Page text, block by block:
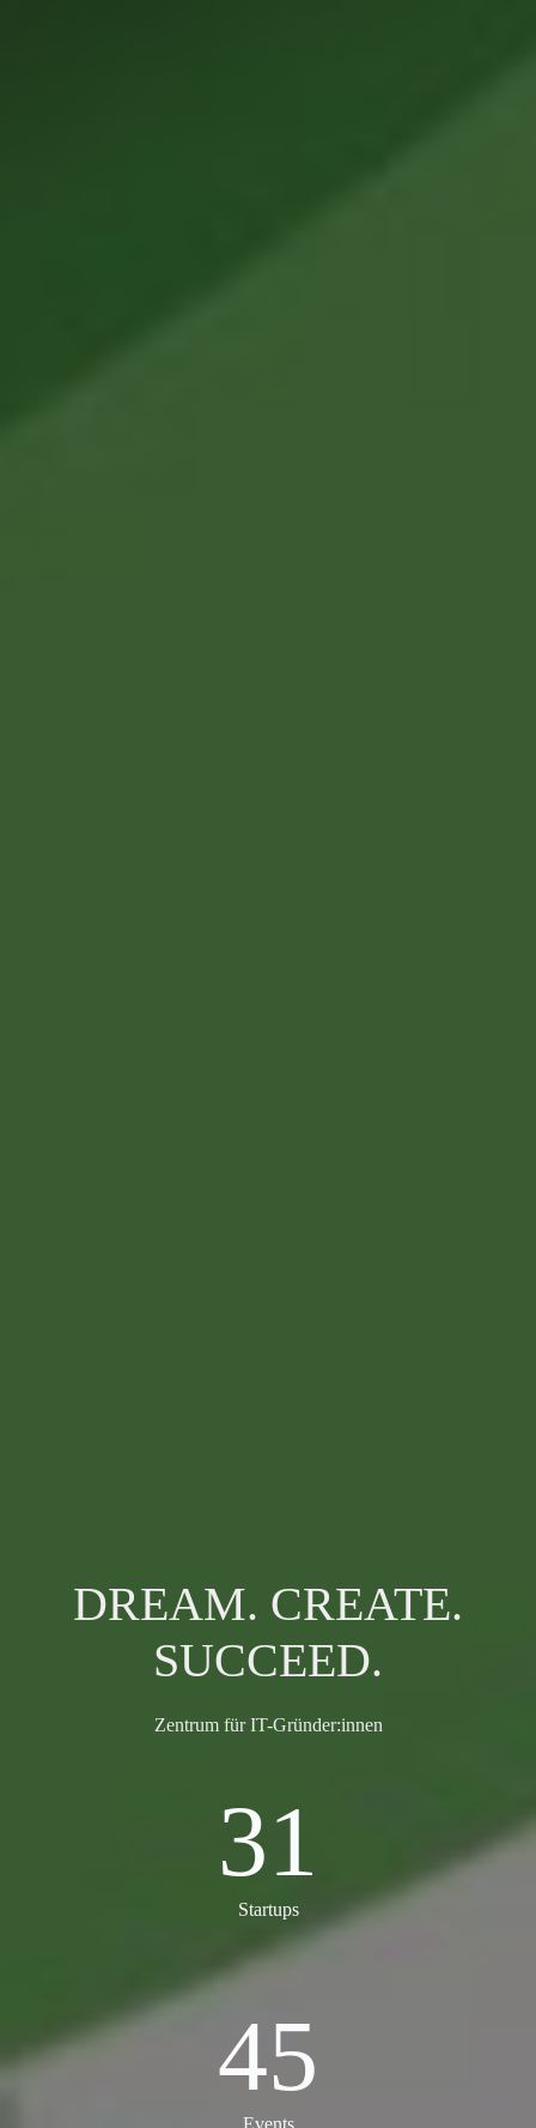
DREAM. CREATE.
SUCCEED.
Zentrum für IT-Gründer:innen
31
Startups
45
Events